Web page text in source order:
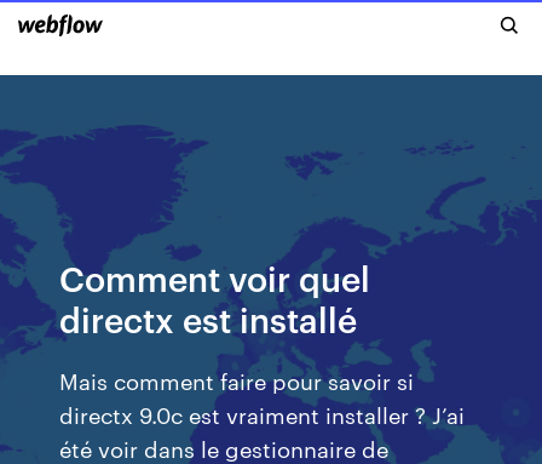
Comment voir quel
directx est installé
Mais comment faire pour savoir si
directx 9.0c est vraiment installer ? J’ai
été voir dans le gestionnaire de